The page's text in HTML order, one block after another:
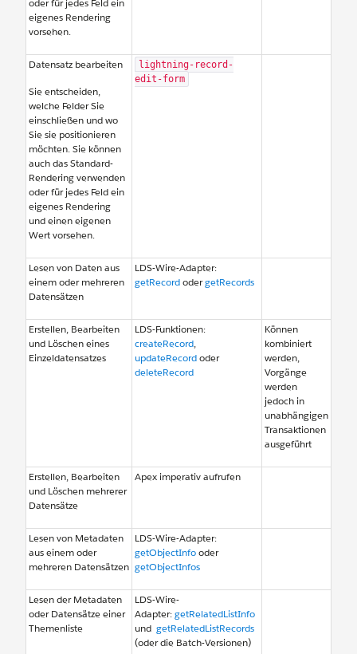
oder für jedes Feld ein
eigenes Rendering
vorsehen.
Datensatz bearbeiten
Sie entscheiden,
welche Felder Sie
einschließen und wo
Sie sie positionieren
möchten. Sie können
auch das Standard-
Rendering verwenden
oder für jedes Feld ein
eigenes Rendering
und einen eigenen
Wert vorsehen.
lightning-record-
edit-form
Lesen von Daten aus
einem oder mehreren
Datensätzen
LDS-Wire-Adapter:
getRecordodergetRecords
Erstellen, Bearbeiten
und Löschen eines
Einzeldatensatzes
LDS-Funktionen:
createRecord,
updateRecordoder
deleteRecord
Können
kombiniert
werden,
Vorgänge
werden
jedoch in
unabhängigen
Transaktionen
ausgeführt
Erstellen, Bearbeiten
und Löschen mehrerer
Datensätze
Apex imperativ aufrufen
Lesen von Metadaten
aus einem oder
mehreren Datensätzen
LDS-Wire-Adapter:
getObjectInfooder
getObjectInfos
Lesen der Metadaten
oder Datensätze einer
Themenliste
LDS-Wire-
Adapter:getRelatedListInfo
und getRelatedListRecords
(oder die Batch-Versionen)